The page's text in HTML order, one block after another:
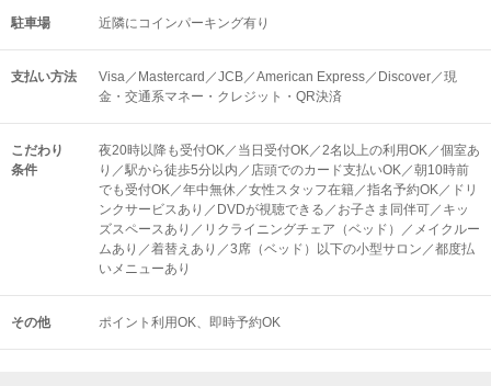
駐車場 近隣にコインパーキング有り
支払い方法
Visa／Mastercard／JCB／American Express／Discover／現
金・交通系マネー・クレジット・QR決済
こだわり
条件
夜20時以降も受付OK／当日受付OK／2名以上の利用OK／個室あ
り／駅から徒歩5分以内／店頭でのカード支払いOK／朝10時前
でも受付OK／年中無休／女性スタッフ在籍／指名予約OK／ドリ
ンクサービスあり／DVDが視聴できる／お子さま同伴可／キッ
ズスペースあり／リクライニングチェア（ベッド）／メイクルー
ムあり／着替えあり／3席（ベッド）以下の小型サロン／都度払
いメニューあり
その他 ポイント利用OK 即時予約OK